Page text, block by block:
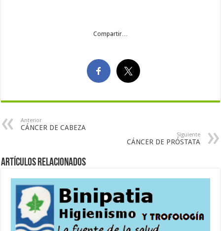
Compartir…
Anterior
CÁNCER DE CABEZA
Siguiente
CÁNCER DE PRÓSTATA
Artículos Relacionados